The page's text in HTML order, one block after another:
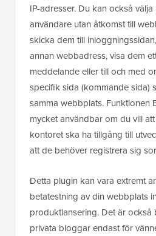
IP-adresser. Du kan också
användare utan åtkomst till
skicka dem till
annan webbadress, visa dem
meddelande eller till och med
specifik sida (kommande sida)
samma webbplats. Funktionen
mycket användbar om du vill
kontoret ska ha tillgång till
att de behöver registrera sig
Detta plugin kan vara extremt
betatestning av din webbplats
produktlansering. Det är också
privata bloggar endast för